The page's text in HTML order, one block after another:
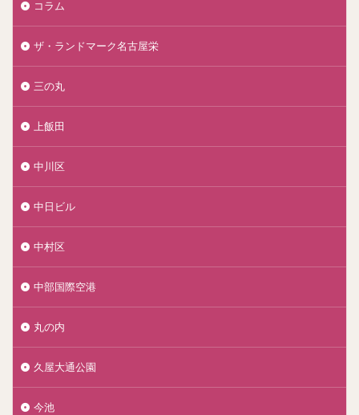
コラム
ザ・ランドマーク名古屋栄
三の丸
上飯田
中川区
中日ビル
中村区
中部国際空港
丸の内
久屋大通公園
今池